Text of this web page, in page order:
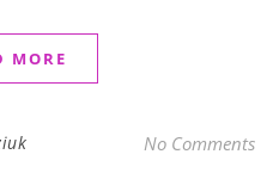
MORE
No Comments